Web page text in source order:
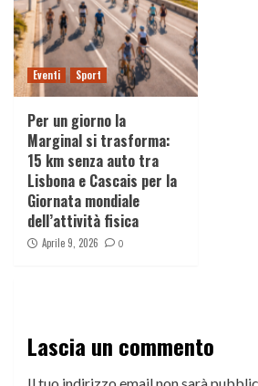
Eventi Sport
Per un giorno la
Marginal si trasforma:
15 km senza auto tra
Lisbona e Cascais per la
Giornata mondiale
dell’attività fisica
Aprile 9, 2026 0
Lascia un commento
Il tuo indirizzo email non sarà